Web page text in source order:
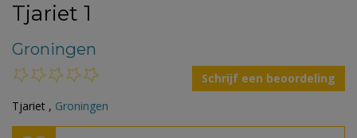
Tjariet 1
Groningen
Schrijf een beoordeling
Tjariet , Groningen